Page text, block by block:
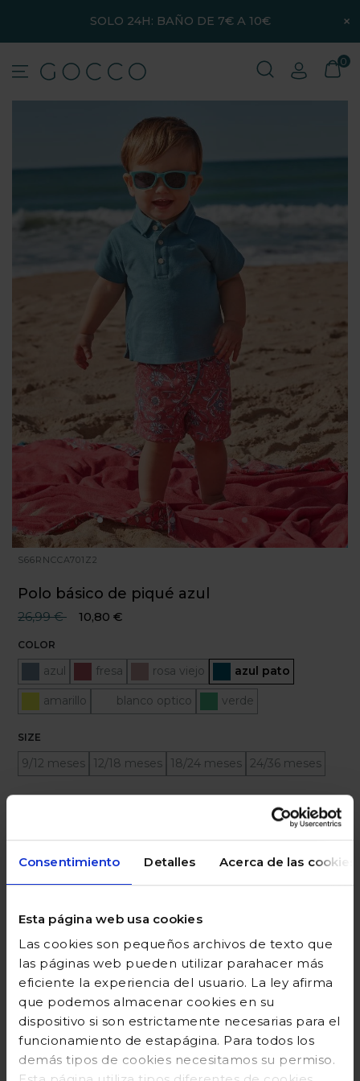
Consentimiento Detalles Acerca de las cookies
Esta página web usa cookies
Las cookies son pequeños archivos de texto que
las páginas web pueden utilizar parahacer más
eficiente la experiencia del usuario. La ley afirma
que podemos almacenar cookies en su
dispositivo si son estrictamente necesarias para el
funcionamiento de estapágina. Para todos los
demás tipos de cookies necesitamos su permiso.
SOLO 24H: BAÑO DE 7€ A 10€ ×
0
S66RNCCA701Z2
Polo básico de piqué azul
Precio reducido desde
26,99 €hasta
10,80 €
COLOR
azul fresa rosa viejo azul pato
Seleccionado
amarillo blanco optico verde
SIZE
9/12 meses 12/18 meses 18/24 meses 24/36 meses
COMPOSICIÓN
GUÍA DE TALLAS
DEVOLUCIONES